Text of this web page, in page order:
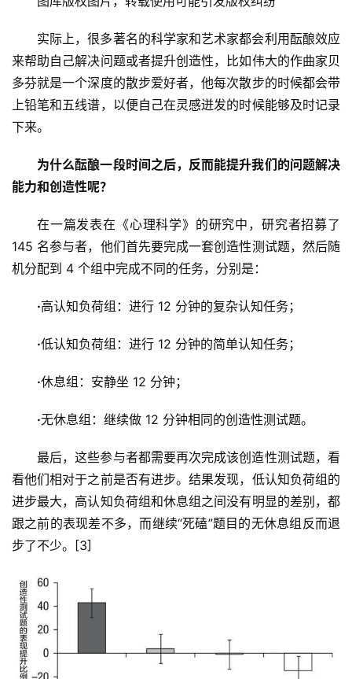
实际上，很多著名的科学家和艺术家都会利用酝酿效应
来帮助自己解决问题或者提升创造性，比如伟大的作曲家贝
多芬就是一个深度的散步爱好者，他每次散步的时候都会带
上铅笔和五线谱，以便自己在灵感迸发的时候能够及时记录
下来。
为什么酝酿一段时间之后，反而能提升我们的问题解决
能力和创造性呢？
在一篇发表在《心理科学》的研究中，研究者招募了
145 名参与者，他们首先要完成一套创造性测试题，然后随
机分配到 4 个组中完成不同的任务，分别是：
·高认知负荷组：进行 12 分钟的复杂认知任务；
·低认知负荷组：进行 12 分钟的简单认知任务；
·休息组：安静坐 12 分钟；
·无休息组：继续做 12 分钟相同的创造性测试题。
最后，这些参与者都需要再次完成该创造性测试题，看
看他们相对于之前是否有进步。结果发现，低认知负荷组的
进步最大，高认知负荷组和休息组之间没有明显的差别，都
跟之前的表现差不多，而继续“死磕”题目的无休息组反而退
步了不少。[3]